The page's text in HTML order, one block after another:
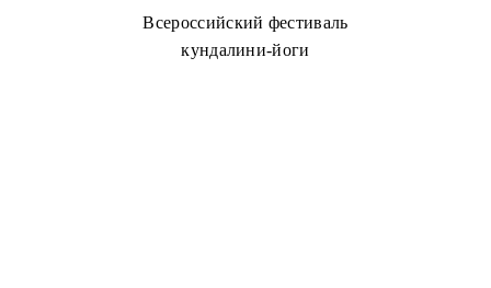
Всероссийский фестиваль
кундалини-йоги